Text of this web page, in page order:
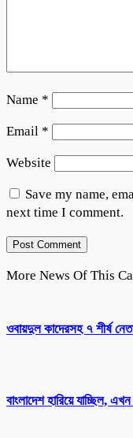
Name *
Email *
Website
Save my name,
next time I comment.
More News Of This
ওবায়দুল কাদেরসহ ৭ শীর্ষ
বাংলাদেশ হারিয়ে যাচ্ছিল,